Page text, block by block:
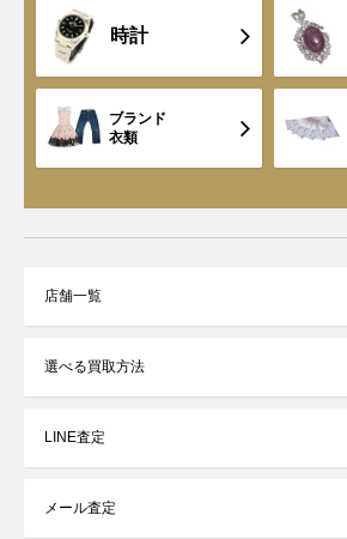
時計
ブランド
衣類
店舗一覧
選べる買取方法
LINE査定
メール査定